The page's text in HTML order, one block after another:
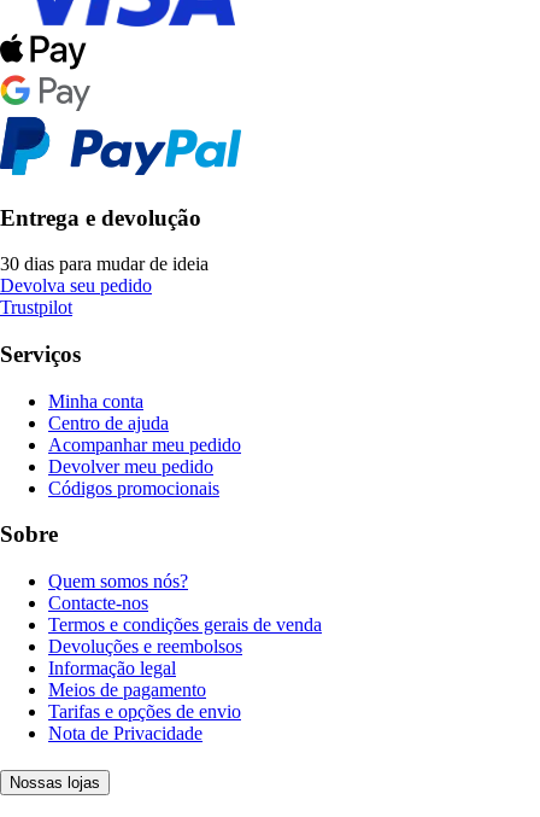
Entrega e devolução
30 dias para mudar de ideia
Devolva seu pedido
Trustpilot
Serviços
Minha conta
Centro de ajuda
Acompanhar meu pedido
Devolver meu pedido
Códigos promocionais
Sobre
Quem somos nós?
Contacte-nos
Termos e condições gerais de venda
Devoluções e reembolsos
Informação legal
Meios de pagamento
Tarifas e opções de envio
Nota de Privacidade
Nossas lojas